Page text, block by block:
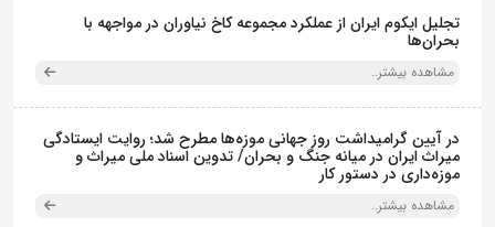
تجلیل ایکوم ایران از عملکرد مجموعه کاخ نیاوران در مواجهه با
بحران‌ها
مشاهده بیشتر..
در آیین گرامیداشت روز جهانی موزه‌ها مطرح شد؛ روایت ایستادگی
میراث ایران در میانه جنگ و بحران/ تدوین اسناد ملی میراث و
موزه‌داری در دستور کار
مشاهده بیشتر..